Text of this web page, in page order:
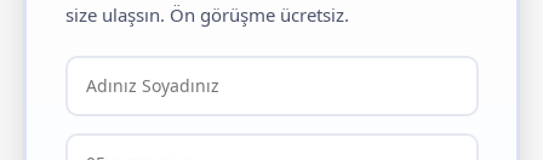
size ulaşsın. Ön görüşme ücretsiz.